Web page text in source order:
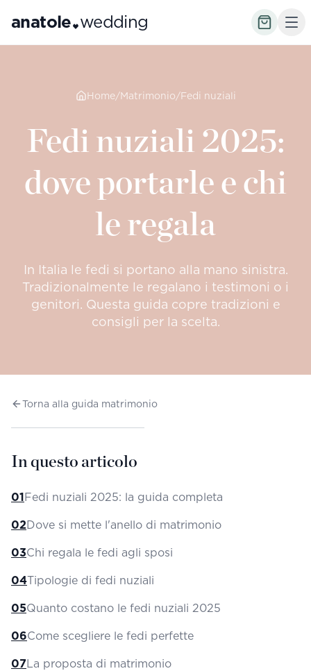
anatole wedding
Home/Matrimonio/Fedi nuziali
Fedi nuziali 2025:
dove portarle e chi
le regala
In Italia le fedi si portano alla mano sinistra.
Tradizionalmente le regalano i testimoni o i
genitori. Questa guida copre tradizioni e
consigli per la scelta.
Torna alla guida matrimonio
In questo articolo
01Fedi nuziali 2025: la guida completa
02Dove si mette l'anello di matrimonio
03Chi regala le fedi agli sposi
04Tipologie di fedi nuziali
05Quanto costano le fedi nuziali 2025
06Come scegliere le fedi perfette
07La proposta di matrimonio